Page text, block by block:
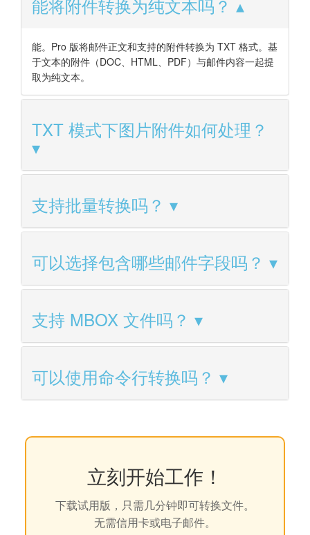
能将附件转换为纯文本吗？
能。Pro 版将邮件正文和支持的附件转换为 TXT 格式。基
于文本的附件（DOC、HTML、PDF）与邮件内容一起提
取为纯文本。
TXT 模式下图片附件如何处理？
支持批量转换吗？
可以选择包含哪些邮件字段吗？
支持 MBOX 文件吗？
可以使用命令行转换吗？
立刻开始工作！
下载试用版，只需几分钟即可转换文件。
无需信用卡或电子邮件。